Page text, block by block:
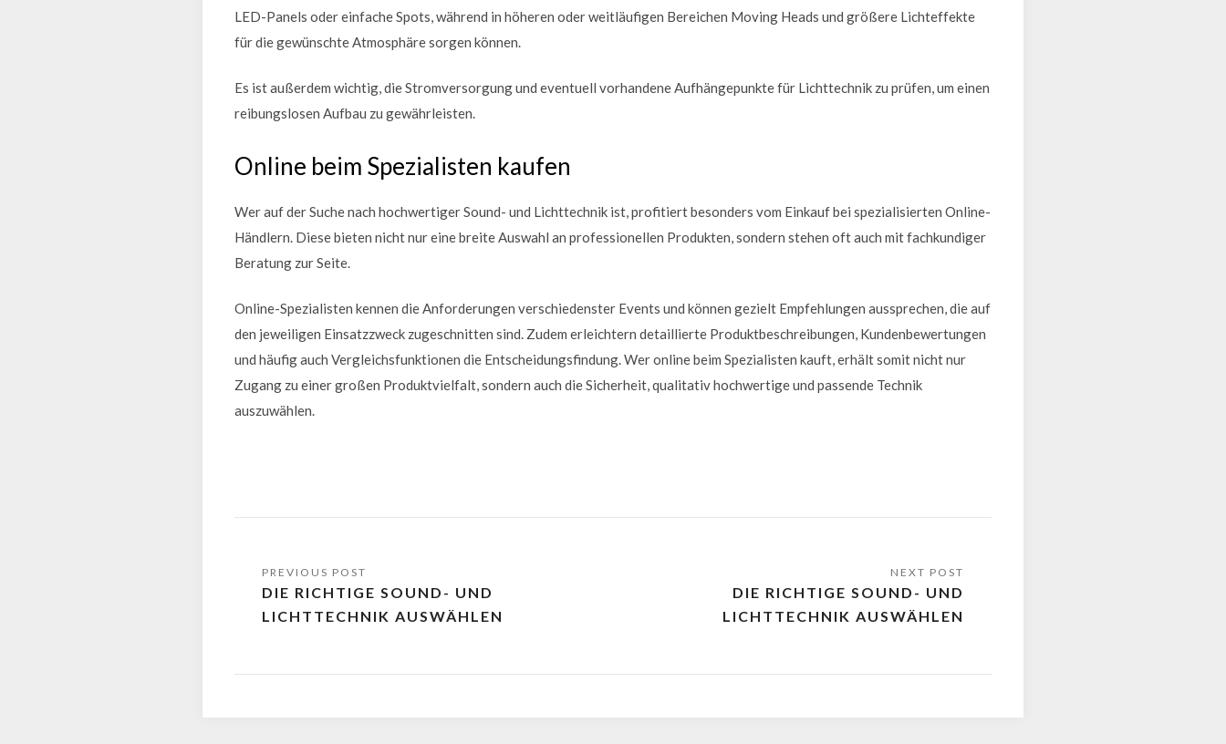
LED-Panels oder einfache Spots, während in höheren oder weitläufigen Bereichen Moving Heads und größere Lichteffekte
für die gewünschte Atmosphäre sorgen können.
Es ist außerdem wichtig, die Stromversorgung und eventuell vorhandene Aufhängepunkte für Lichttechnik zu prüfen, um einen
reibungslosen Aufbau zu gewährleisten.
Online beim Spezialisten kaufen
Wer auf der Suche nach hochwertiger Sound- und Lichttechnik ist, profitiert besonders vom Einkauf bei spezialisierten Online-
Händlern. Diese bieten nicht nur eine breite Auswahl an professionellen Produkten, sondern stehen oft auch mit fachkundiger
Beratung zur Seite.
Online-Spezialisten kennen die Anforderungen verschiedenster Events und können gezielt Empfehlungen aussprechen, die auf
den jeweiligen Einsatzzweck zugeschnitten sind. Zudem erleichtern detaillierte Produktbeschreibungen, Kundenbewertungen
und häufig auch Vergleichsfunktionen die Entscheidungsfindung. Wer online beim Spezialisten kauft, erhält somit nicht nur
Zugang zu einer großen Produktvielfalt, sondern auch die Sicherheit, qualitativ hochwertige und passende Technik
auszuwählen.
DIE RICHTIGE SOUND- UND
LICHTTECHNIK AUSWÄHLEN
DIE RICHTIGE SOUND- UND
LICHTTECHNIK AUSWÄHLEN